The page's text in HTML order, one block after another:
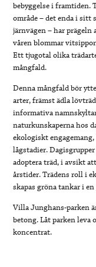
bebyggelse i framtiden.
område – det enda i sitt
järnvägen – har
våren blommar
Ett tjugotal olika
mångfald.
Denna mångfald bör
arter, främst ädla
informativa
naturkunskaperna hos
ekologiskt
lågstadier.
adoptera träd, i avsikt
årstider. Trädens roll i
skapas gröna tankar i
Villa Junghans-parken
betong. Låt parken leva
koncentrat.